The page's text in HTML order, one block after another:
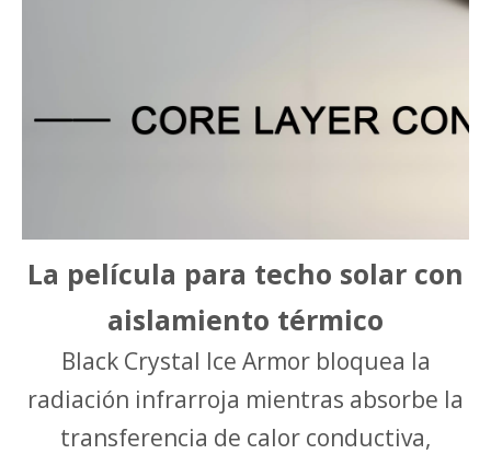
La película para techo solar con
aislamiento térmico
Black Crystal Ice Armor bloquea la
radiación infrarroja mientras absorbe la
transferencia de calor conductiva,